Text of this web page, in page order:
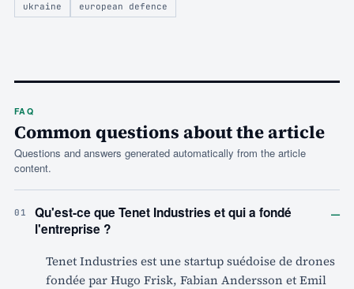
ukraine
european defence
FAQ
Common questions about the article
Questions and answers generated automatically from the article
content.
01
Qu'est-ce que Tenet Industries et qui a fondé
l'entreprise ?
–
Tenet Industries est une startup suédoise de drones
fondée par Hugo Frisk, Fabian Andersson et Emil